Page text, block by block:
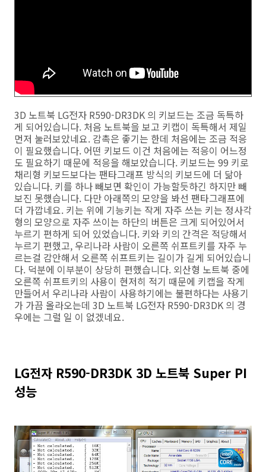
3D 노트북 LG전자 R590-DR3DK 의 키보드는 조금 독특하
게 되어있습니다. 처음 노트북을 보고 키캡이 독특해서 제일
먼저 눌러보았네요. 감촉은 좋기는 한데 처음에는 조금 적응
이 필요했습니다. 어떤 키보드 이건 처음에는 적응이 어느정
도 필요하기 때문에 적응을 해보았습니다. 키보드는 99 키로
채리형 키보드보다는 팬타그래프 방식의 키보드에 더 닮아
있습니다. 키를 하나 빼보면 확인이 가능할듯하긴 하지만 빼
보진 못했습니다. 다만 아래쪽의 모양을 봐선 팬타그래프에
더 가깝네요. 키는 위에 기능키는 작게 자주 쓰는 키는 정사각
형의 모양으로 자주 쓰이는 하단의 버튼은 크게 되어있어서
누르기 편하게 되어 있었습니다. 키와 키의 간격은 적당해서
누르기 편했고, 우리나라 사람이 오른쪽 쉬프트키를 자주 누
르는걸 감안해서 오른쪽 쉬프트키는 길이가 길게 되어있습니
다. 덕분에 이부분이 상당히 편했습니다. 외산형 노트북 중에
오른쪽 쉬프트키의 사용이 현저히 적기 때문에 키캡을 작게
만들어서 우리나라 사람이 사용하기에는 불편하다는 사용기
가 가끔 올라오는데 3D 노트북 LG전자 R590-DR3DK 의 경
우에는 그럴 일 이 없겠네요.
LG전자 R590-DR3DK 3D 노트북 Super PI
성능